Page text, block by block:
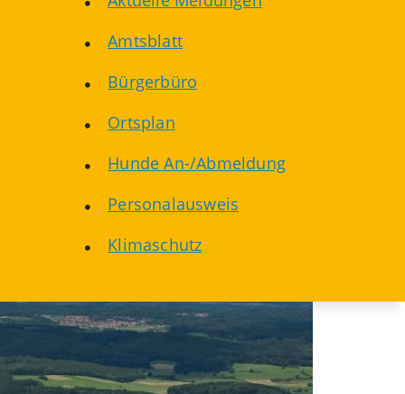
Amtsblatt
Bürgerbüro
Ortsplan
Hunde An-/Abmeldung
Personalausweis
Klimaschutz